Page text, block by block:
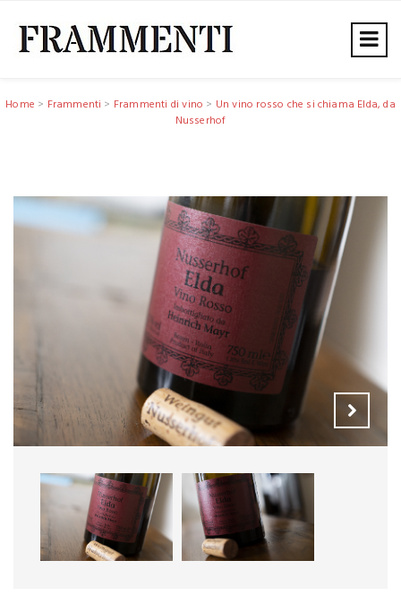
Home > Frammenti > Frammenti di vino > Un vino rosso che si chiama Elda, da
Nusserhof